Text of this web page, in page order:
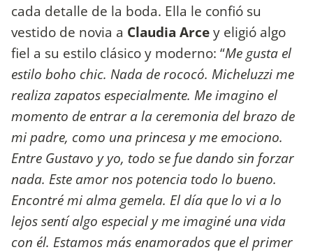
cada detalle de la boda. Ella le confió su
vestido de novia a Claudia Arcey eligió algo
fiel a su estilo clásico y moderno: “Me gusta el
estilo boho chic. Nada de rococó. Micheluzzi me
realiza zapatos especialmente. Me imagino el
momento de entrar a la ceremonia del brazo de
mi padre, como una princesa y me emociono.
Entre Gustavo y yo, todo se fue dando sin forzar
nada. Este amor nos potencia todo lo bueno.
Encontré mi alma gemela. El día que lo vi a lo
lejos sentí algo especial y me imaginé una vida
con él. Estamos más enamorados que el primer